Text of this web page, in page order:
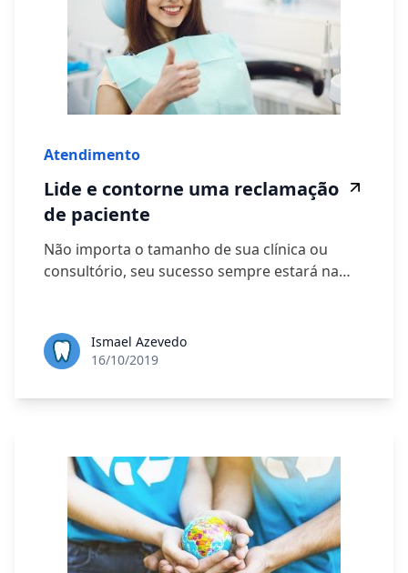
Atendimento
Lide e contorne uma reclamação
de paciente
Não importa o tamanho de sua clínica ou
consultório, seu sucesso sempre estará na…
Ismael Azevedo
16/10/2019